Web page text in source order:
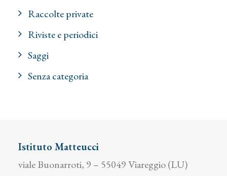
Raccolte private
Riviste e periodici
Saggi
Senza categoria
Istituto Matteucci
viale Buonarroti, 9 – 55049 Viareggio (LU)